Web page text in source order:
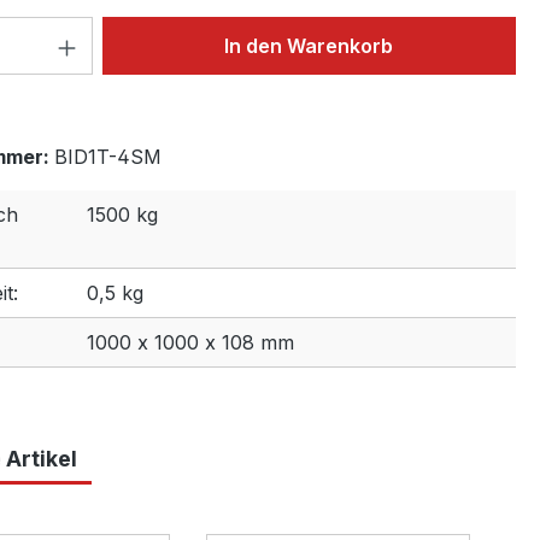
Anzahl: Gib den gewünschten Wert
In den Warenkorb
BID1T-4SM
1500 kg
0,5 kg
1000 x 1000 x 108 mm
Artikel